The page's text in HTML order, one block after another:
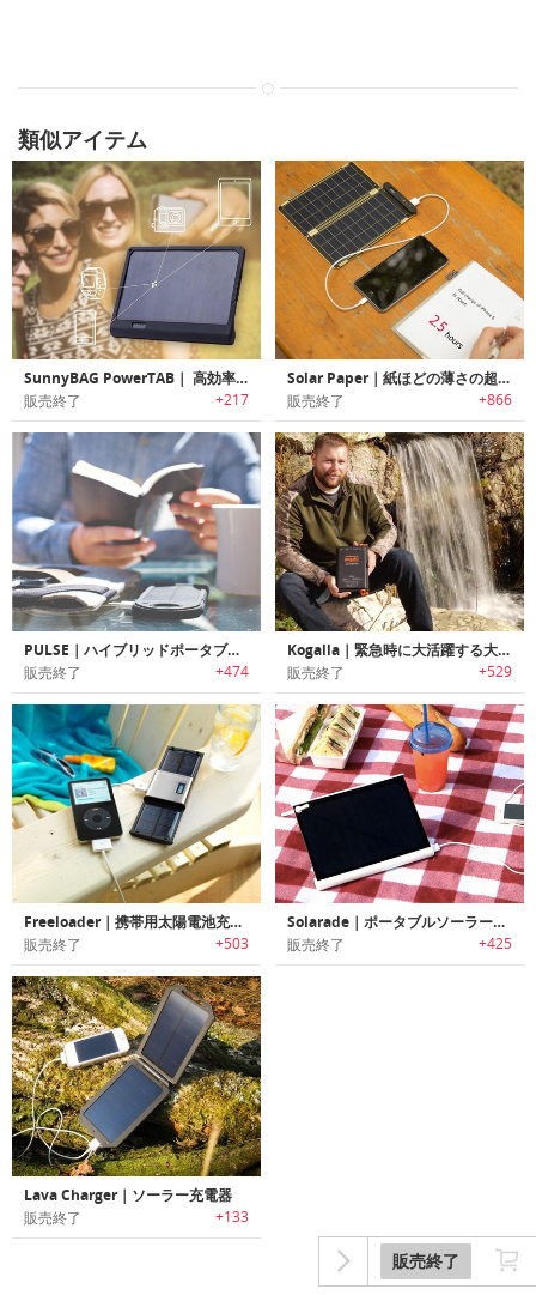
販売終了
類似アイテム
SunnyBAG PowerTAB｜ 高効率のソーラー充電器「サニーバッグ・パワータブ」
販売終了 +217
Solar Paper｜紙ほどの薄さの超軽量ソーラー充電器「ソーラーペーパー」
販売終了 +866
PULSE｜ハイブリッドポータブルソーラー充電器
販売終了 +474
Kogalla｜緊急時に大活躍する大容量ポータブル太陽光発電パワーバンク「コガーラ」
販売終了 +529
Freeloader｜携帯用太陽電池充電装置
販売終了 +503
Solarade｜ポータブルソーラー充電器
販売終了 +425
Lava Charger｜ソーラー充電器
販売終了 +133